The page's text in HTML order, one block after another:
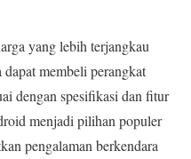
yang lebih terjangkau
membeli perangkat
dengan spesifikasi dan fitur
menjadi pilihan populer
pengalaman berkendara